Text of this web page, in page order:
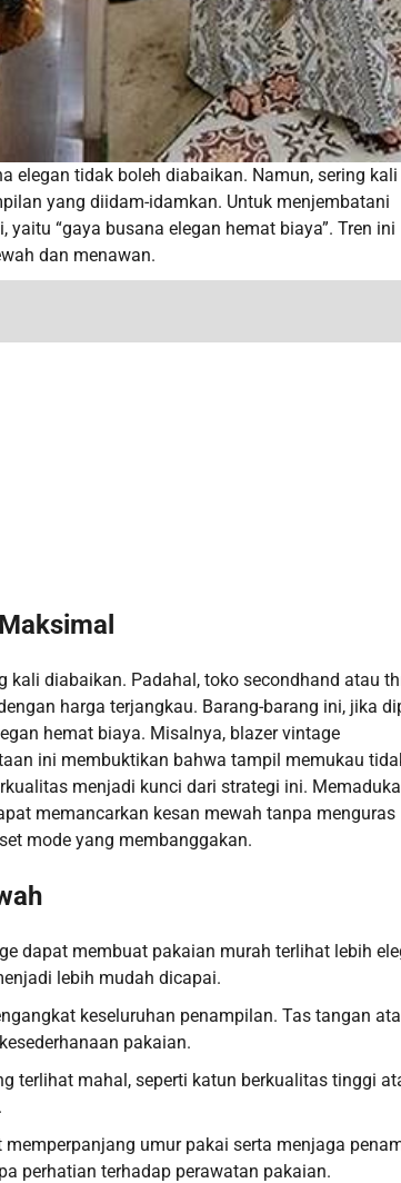
elegan tidak boleh diabaikan. Namun, sering kali
yang diidam-idamkan. Untuk menjembatani
“gaya busana elegan hemat biaya”. Tren ini
dan menawan.
kali diabaikan. Padahal, toko secondhand atau
harga terjangkau. Barang-barang ini, jika
hemat biaya. Misalnya, blazer vintage
ini membuktikan bahwa tampil memukau
menjadi kunci dari strategi ini.
memancarkan kesan mewah tanpa menguras
mode yang membanggakan.
dapat membuat pakaian murah terlihat lebih
lebih mudah dicapai.
keseluruhan penampilan. Tas tangan
pakaian.
terlihat mahal, seperti katun berkualitas tinggi
umur pakai serta menjaga
perhatian terhadap perawatan pakaian.